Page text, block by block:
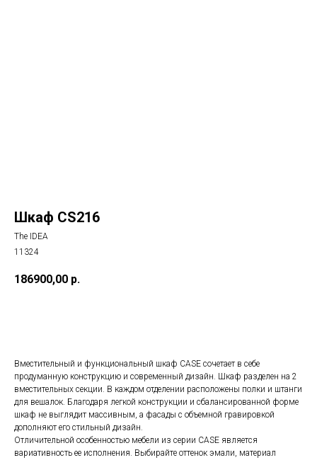
Шкаф CS216
The IDEA
11324
186900,00 р.
Вместительный и функциональный шкаф CASE сочетает в себе
продуманную конструкцию и современный дизайн. Шкаф разделен на 2
вместительных секции. В каждом отделении расположены полки и штанги
для вешалок. Благодаря легкой конструкции и сбалансированной форме
шкаф не выглядит массивным, а фасады с объемной гравировкой
дополняют его стильный дизайн.
Отличительной особенностью мебели из серии CASE является
вариативность ее исполнения. Выбирайте оттенок эмали, материал